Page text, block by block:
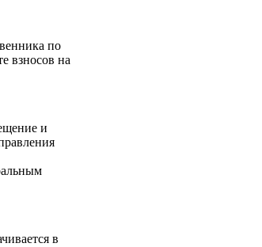
по
взносов на
и
в